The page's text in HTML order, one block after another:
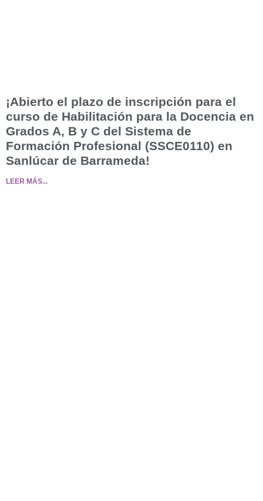
¡Abierto el plazo de inscripción para el
curso de Habilitación para la Docencia en
Grados A, B y C del Sistema de
Formación Profesional (SSCE0110) en
Sanlúcar de Barrameda!
LEER MÁS...